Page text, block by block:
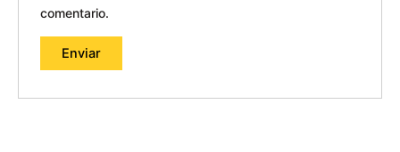
comentario.